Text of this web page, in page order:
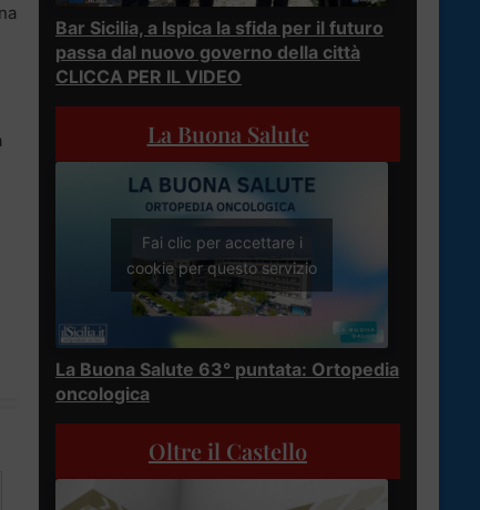
Bar Sicilia, a Ispica la sfida per il futuro
passa dal nuovo governo della città
CLICCA PER IL VIDEO
La Buona Salute
Fai clic per accettare i
cookie per questo servizio
La Buona Salute 63° puntata: Ortopedia
oncologica
Oltre il Castello